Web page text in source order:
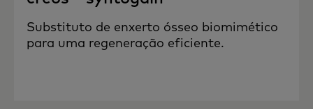
Substituto de enxerto ósseo biomimético
para uma regeneração eficiente.